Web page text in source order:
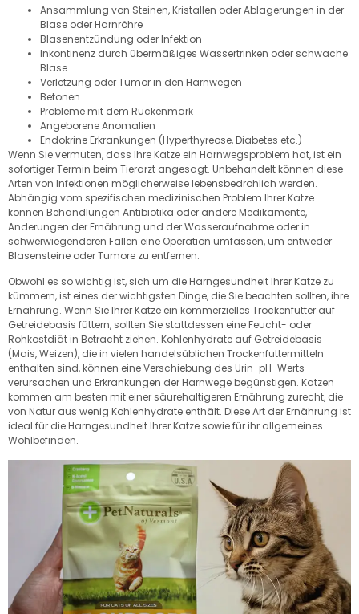
Ansammlung von Steinen, Kristallen oder Ablagerungen in der
Blase oder Harnröhre
Blasenentzündung oder Infektion
Inkontinenz durch übermäßiges Wassertrinken oder schwache
Blase
Verletzung oder Tumor in den Harnwegen
Betonen
Probleme mit dem Rückenmark
Angeborene Anomalien
Endokrine Erkrankungen (Hyperthyreose, Diabetes etc.)
Wenn Sie vermuten, dass Ihre Katze ein Harnwegsproblem hat, ist ein
sofortiger Termin beim Tierarzt angesagt. Unbehandelt können diese
Arten von Infektionen möglicherweise lebensbedrohlich werden.
Abhängig vom spezifischen medizinischen Problem Ihrer Katze
können Behandlungen Antibiotika oder andere Medikamente,
Änderungen der Ernährung und der Wasseraufnahme oder in
schwerwiegenderen Fällen eine Operation umfassen, um entweder
Blasensteine ​​oder Tumore zu entfernen.
Obwohl es so wichtig ist, sich um die Harngesundheit Ihrer Katze zu
kümmern, ist eines der wichtigsten Dinge, die Sie beachten sollten, ihre
Ernährung. Wenn Sie Ihrer Katze ein kommerzielles Trockenfutter auf
Getreidebasis füttern, sollten Sie stattdessen eine Feucht- oder
Rohkostdiät in Betracht ziehen. Kohlenhydrate auf Getreidebasis
(Mais, Weizen), die in vielen handelsüblichen Trockenfuttermitteln
enthalten sind, können eine Verschiebung des Urin-pH-Werts
verursachen und Erkrankungen der Harnwege begünstigen. Katzen
kommen am besten mit einer säurehaltigeren Ernährung zurecht, die
von Natur aus wenig Kohlenhydrate enthält. Diese Art der Ernährung ist
ideal für die Harngesundheit Ihrer Katze sowie für ihr allgemeines
Wohlbefinden.